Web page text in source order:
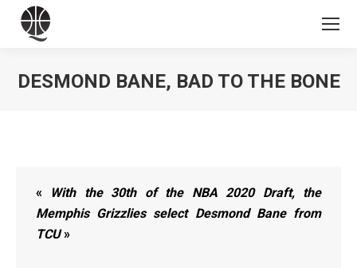
DESMOND BANE, BAD TO THE BONE
« With the 30th of the NBA 2020 Draft, the
Memphis Grizzlies select Desmond Bane from
TCU»